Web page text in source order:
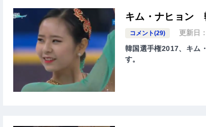
キム・ナヒョン
コメント(29) 更新日
韓国選手権2017、キム
す。